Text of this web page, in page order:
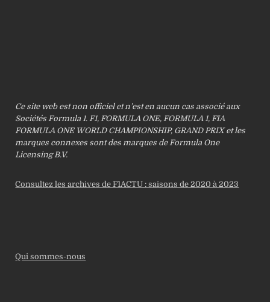
Ce site web est non officiel et n’est en aucun cas associé aux
Sociétés Formula 1. F1, FORMULA ONE, FORMULA 1, FIA
FORMULA ONE WORLD CHAMPIONSHIP, GRAND PRIX et les
marques connexes sont des marques de Formula One
Licensing B.V.
Consultez les archives de F1ACTU : saisons de 2020 à 2023
Qui sommes-nous